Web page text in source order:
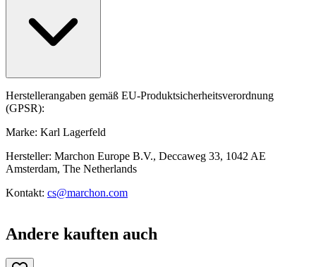
Herstellerangaben gemäß EU-Produktsicherheitsverordnung
(GPSR):
Marke: Karl Lagerfeld
Hersteller: Marchon Europe B.V., Deccaweg 33, 1042 AE
Amsterdam, The Netherlands
Kontakt: cs@marchon.com
Andere kauften auch